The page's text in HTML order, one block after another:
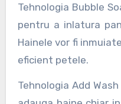
Tehnologia Bubble
pentru a inlatura
Hainele vor fi
eficient petele.
Tehnologia Add